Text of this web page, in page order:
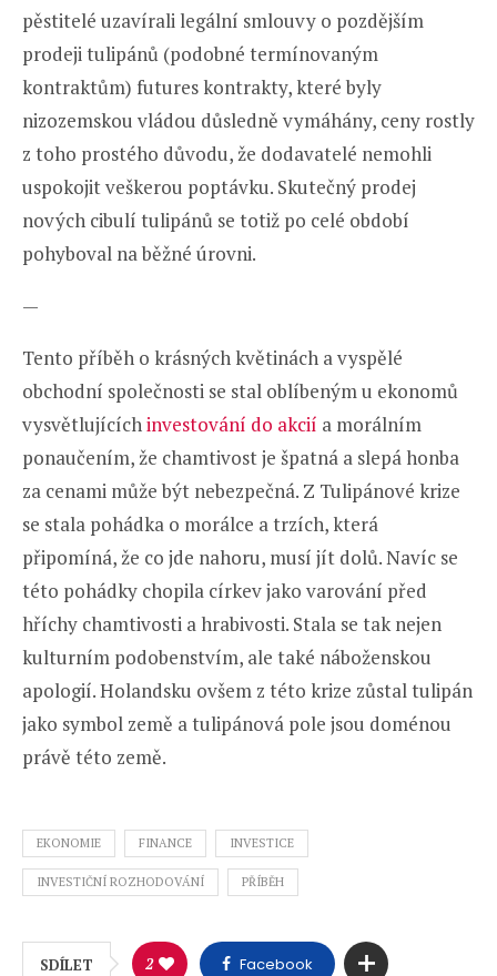
pěstitelé uzavírali legální smlouvy o pozdějším
prodeji tulipánů (podobné termínovaným
kontraktům) futures kontrakty, které byly
nizozemskou vládou důsledně vymáhány, ceny rostly
z toho prostého důvodu, že dodavatelé nemohli
uspokojit veškerou poptávku. Skutečný prodej
nových cibulí tulipánů se totiž po celé období
pohyboval na běžné úrovni.
—
Tento příběh o krásných květinách a vyspělé
obchodní společnosti se stal oblíbeným u ekonomů
vysvětlujícíchinvestování do akcií a morálním
ponaučením, že chamtivost je špatná a slepá honba
za cenami může být nebezpečná. Z Tulipánové krize
se stala pohádka o morálce a trzích, která
připomíná, že co jde nahoru, musí jít dolů. Navíc se
této pohádky chopila církev jako varování před
hříchy chamtivosti a hrabivosti. Stala se tak nejen
kulturním podobenstvím, ale také náboženskou
apologií. Holandsku ovšem z této krize zůstal tulipán
jako symbol země a tulipánová pole jsou doménou
právě této země.
EKONOMIE FINANCE INVESTICE
INVESTIČNÍ ROZHODOVÁNÍ PŘÍBĚH
SDÍLET 2 Facebook